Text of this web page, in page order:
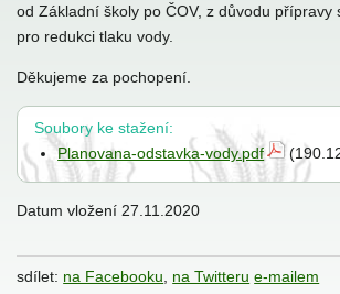
od Základní školy po ČOV, z důvodu přípravy
pro redukci tlaku vody.
Děkujeme za pochopení.
Soubory ke stažení:
Planovana-odstavka-vody.pdf
Datum vložení27.11.2020
sdílet: na Facebooku, na Twitteru e-mailem